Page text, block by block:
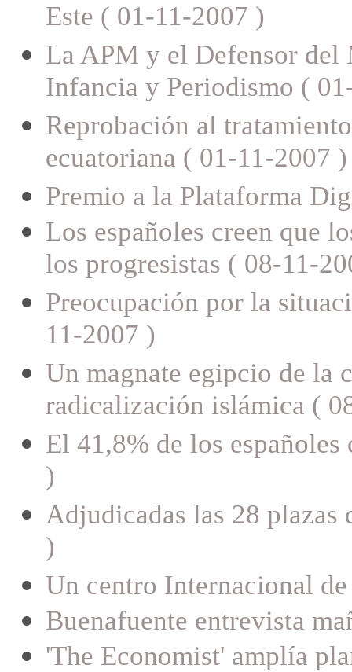
Este ( 01-11-2007 )
La APM y el Defensor del
Infancia y Periodismo (
Reprobación al
ecuatoriana ( 01-11-2007 )
Premio a la Plataforma
Los españoles creen que
los progresistas ( 08-11-
Preocupación por la
11-2007 )
Un magnate egipcio de la
radicalización islámica (
El 41,8% de los
)
Adjudicadas las 28
)
Un centro Internacional
Buenafuente entrevista
'The Economist' amplía